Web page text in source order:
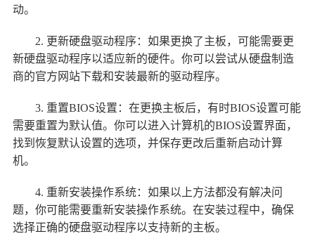
动。
2. 更新硬盘驱动程序：如果更换了主板，可能需要更
新硬盘驱动程序以适应新的硬件。你可以尝试从硬盘制造
商的官方网站下载和安装最新的驱动程序。
3. 重置BIOS设置：在更换主板后，有时BIOS设置可能
需要重置为默认值。你可以进入计算机的BIOS设置界面，
找到恢复默认设置的选项，并保存更改后重新启动计算
机。
4. 重新安装操作系统：如果以上方法都没有解决问
题，你可能需要重新安装操作系统。在安装过程中，确保
选择正确的硬盘驱动程序以支持新的主板。